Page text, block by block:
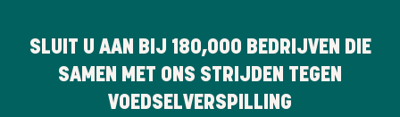
SLUIT U AAN BIJ 180,000 BEDRIJVEN DIE
SAMEN MET ONS STRIJDEN TEGEN
VOEDSELVERSPILLING